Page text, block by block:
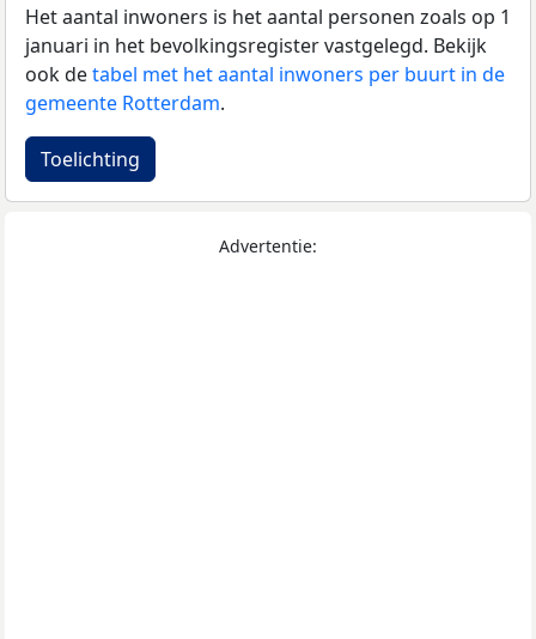
Het aantal inwoners is het aantal personen zoals op 1
januari in het bevolkingsregister vastgelegd. Bekijk
ook detabel met het aantal inwoners per buurt in de
gemeente Rotterdam.
Toelichting
Advertentie: